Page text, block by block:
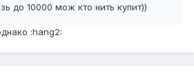
до 10000 мож кто нить купит))
:hang2: